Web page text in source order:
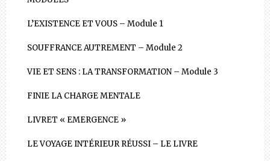
L’EXISTENCE ET VOUS – Module 1
SOUFFRANCE AUTREMENT – Module 2
VIE ET SENS : LA TRANSFORMATION – Module 3
FINIE LA CHARGE MENTALE
LIVRET « EMERGENCE »
LE VOYAGE INTÉRIEUR RÉUSSI – LE LIVRE